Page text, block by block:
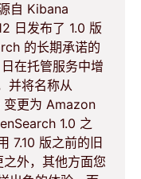
自 Kibana
日发布了 1.0 版
的长期承诺的
在托管服务中增
并将名称从
更为 Amazon
1.0 之
7.10 版之前的旧
外，其他方面您